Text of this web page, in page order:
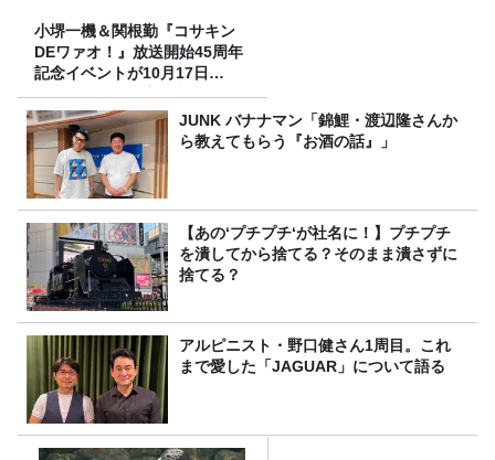
小堺一機＆関根勤『コサキン
DEワァオ！』放送開始45周年
記念イベントが10月17日
（土）に開催決定！本日より
FC先行受付スタート！JUNK バナナマン「錦鯉・渡辺隆さんか
ら教えてもらう『お酒の話』」
【あの‘プチプチ‘が社名に！】プチプチ
を潰してから捨てる？そのまま潰さずに
捨てる？
アルピニスト・野口健さん1周目。これ
まで愛した「JAGUAR」について語る